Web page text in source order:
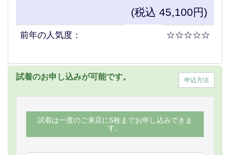
(税込 45,100円)
前年の人気度： ☆☆☆☆☆
申込方法
試着のお申し込みが可能です。
試着は一度のご来店に5枚までお申し込みできま
す。